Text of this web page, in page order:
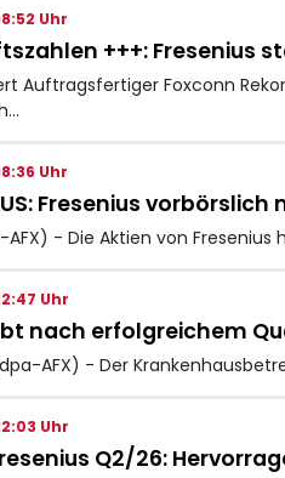
Uhr
+++: Fresenius
Auftragsfertiger Foxconn
Uhr
Fresenius
AFX) - Die Aktien von Fresenius
Uhr
nach erfolgreichem
(dpa-AFX) - Der
Uhr
Q2/26: